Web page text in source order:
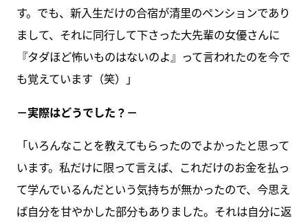
す。でも、新入生だけの合宿が清里のペンションであり
まして、それに同行して下さった大先輩の女優さんに
『タダほど怖いものはないのよ』って言われたのを今で
も覚えています（笑）」
－実際はどうでした？－
「いろんなことを教えてもらったのでよかったと思って
います。私だけに限って言えば、これだけのお金を払っ
て学んでいるんだという気持ちが無かったので、今思え
ば自分を甘やかした部分もありました。それは自分に返